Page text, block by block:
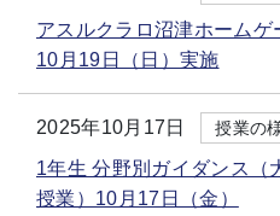
アスルクラロ沼津ホーム
10月19日（日）実施
2025年10月17日 授業の
1年生 分野別ガイダンス（
授業）10月17日（金）